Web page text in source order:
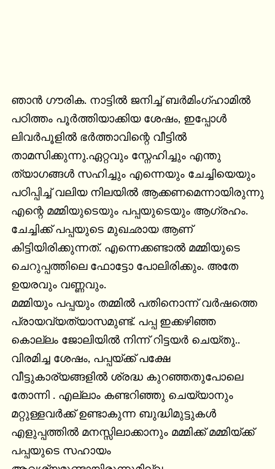
ഞാൻ ഗൗരിക. നാട്ടിൽ ജനിച്ച് ബർമിംഗ്ഹാമിൽ
പഠിത്തം പൂർത്തിയാക്കിയ ശേഷം, ഇപ്പോൾ
ലിവർപൂളിൽ ഭർത്താവിന്റെ വീട്ടിൽ
താമസിക്കുന്നു.ഏറ്റവും സ്നേഹിച്ചും എന്തു
ത്യാഗങ്ങൾ സഹിച്ചും എന്നെയും ചേച്ചിയെയും
പഠിപ്പിച്ച് വലിയ നിലയിൽ ആക്കണമെന്നായിരുന്നു
എന്റെ മമ്മിയുടെയും പപ്പയുടെയും ആഗ്രഹം.
ചേച്ചിക്ക് പപ്പയുടെ മുഖഛായ ആണ്
കിട്ടിയിരിക്കുന്നത്. എന്നെക്കണ്ടാൽ മമ്മിയുടെ
ചെറുപ്പത്തിലെ ഫോട്ടോ പോലിരിക്കും. അതേ
ഉയരവും വണ്ണവും.
മമ്മിയും പപ്പയും തമ്മിൽ പതിനൊന്ന് വർഷത്തെ
പ്രായവ്യത്യാസമുണ്ട്. പപ്പ ഇക്കഴിഞ്ഞ
കൊല്ലം ജോലിയിൽ നിന്ന് റിട്ടയർ ചെയ്തു..
വിരമിച്ച ശേഷം, പപ്പയ്ക്ക് പക്ഷേ
വീട്ടുകാര്യങ്ങളിൽ ശ്രദ്ധ കുറഞ്ഞതുപോലെ
തോന്നി . എല്ലാം കണ്ടറിഞ്ഞു ചെയ്യാനും
മറ്റുള്ളവർക്ക് ഉണ്ടാകുന്ന ബുദ്ധിമുട്ടുകൾ
എളുപ്പത്തിൽ മനസ്സിലാക്കാനും മമ്മിക്ക് മമ്മിയ്ക്ക്
പപ്പയുടെ സഹായം